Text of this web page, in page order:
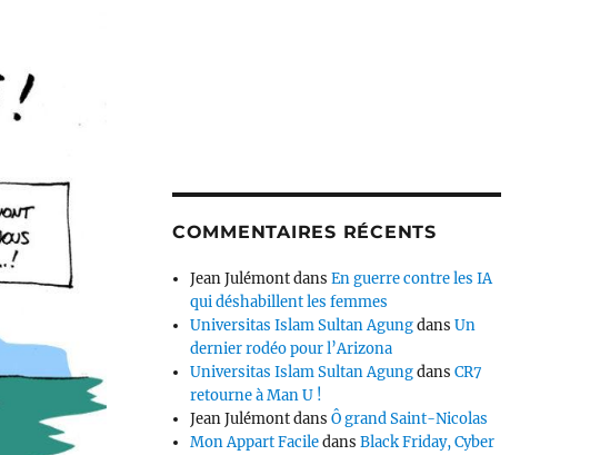
COMMENTAIRES RÉCENTS
Jean JulémontdansEn guerre contre les IA
qui déshabillent les femmes
Universitas Islam Sultan AgungdansUn
dernier rodéo pour l’Arizona
Universitas Islam Sultan AgungdansCR7
retourne à Man U !
Jean JulémontdansÔ grand Saint-Nicolas
Mon Appart FaciledansBlack Friday, Cyber